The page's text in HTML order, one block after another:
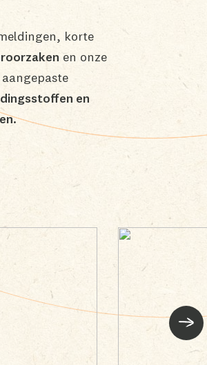
korte
en onze
en